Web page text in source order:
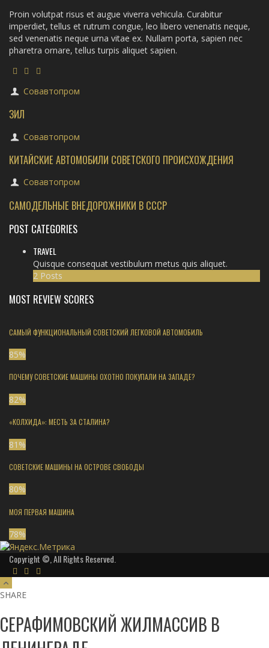
Proin volutpat risus et augue viverra vehicula. Curabitur
imperdiet, tellus et rutrum congue, leo libero venenatis neque,
sed venenatis neque urna vitae ex. Nullam porta, sapien nec
pharetra ornare, tellus turpis aliquet sapien.
Совавтопром
ЗИЛ
Совавтопром
КИТАЙСКИЕ АВТОМОБИЛИ СОВЕТСКОГО ПРОИСХОЖДЕНИЯ
Совавтопром
САМОДЕЛЬНЫЕ ВНЕДОРОЖНИКИ В СССР
POST CATEGORIES
TRAVEL
Quisque consequat vestibulum metus quis aliquet.
2 Posts
MOST REVIEW SCORES
САМЫЙ ФУНКЦИОНАЛЬНЫЙ СОВЕТСКИЙ ЛЕГКОВОЙ АВТОМОБИЛЬ
85%
ПОЧЕМУ СОВЕТСКИЕ МАШИНЫ ОХОТНО ПОКУПАЛИ НА ЗАПАДЕ?
82%
«КОЛХИДА»: МЕСТЬ ЗА СТАЛИНА?
81 %
СОВЕТСКИЕ МАШИНЫ НА ОСТРОВЕ СВОБОДЫ
80%
МОЯ ПЕРВАЯ МАШИНА
78%
Copyright ©, All Rights Reserved.
SHARE
СЕРАФИМОВСКИЙ ЖИЛМАССИВ В